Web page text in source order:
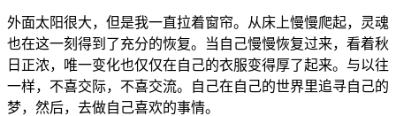
外面太阳很大，但是我一直拉着窗帘。从床上慢慢爬起，灵魂
也在这一刻得到了充分的恢复。当自己慢慢恢复过来，看着秋
日正浓，唯一变化也仅仅在自己的衣服变得厚了起来。与以往
一样，不喜交际，不喜交流。自己在自己的世界里追寻自己的
梦，然后，去做自己喜欢的事情。